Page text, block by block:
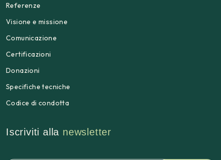
Referenze
Visione e missione
Comunicazione
Certificazioni
Donazioni
Specifiche tecniche
Codice di condotta
Iscriviti alla newsletter